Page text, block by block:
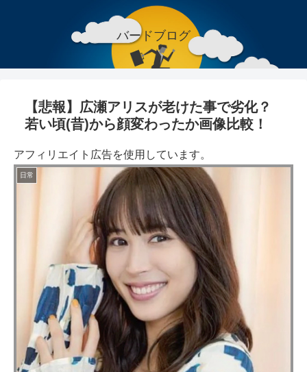
バードブログ
【悲報】広瀬アリスが老けた事で劣化？
若い頃(昔)から顔変わったか画像比較！
アフィリエイト広告を使用しています。
日常